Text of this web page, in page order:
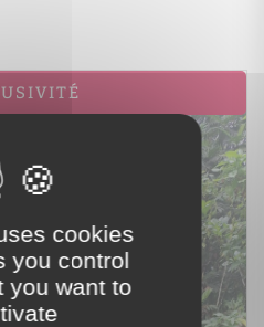
cookies
you control
you want to